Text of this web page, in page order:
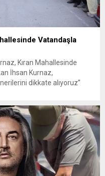
Vatandaşla
Kıran Mahallesinde
İhsan Kurnaz,
dikkate alıyoruz”
dinleyen Başkan İhsan